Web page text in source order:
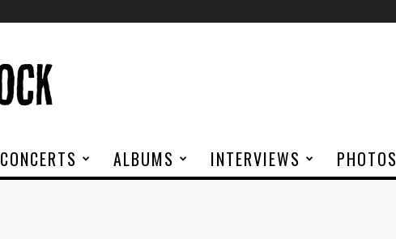
CONCERTS ALBUMS INTERVIEWS PHOTOS